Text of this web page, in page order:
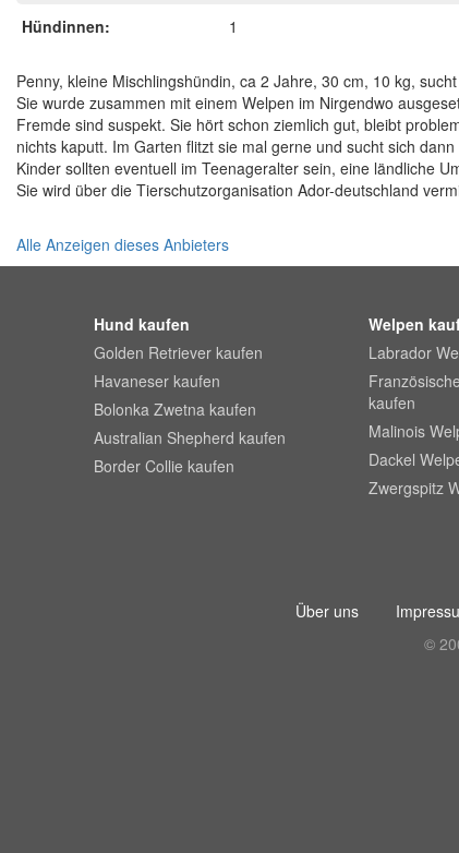
Hündinnen:
1
Penny, kleine Mischlingshündin, ca 2 Jahre, 30 cm, 10 kg,
Sie wurde zusammen mit einem Welpen im Nirgendwo
Fremde sind suspekt. Sie hört schon ziemlich gut, bleibt
nichts kaputt. Im Garten flitzt sie mal gerne und sucht sich
Kinder sollten eventuell im Teenageralter sein, eine ländliche
Sie wird über die Tierschutzorganisation Ador-deutschland
Alle Anzeigen dieses Anbieters
Hund kaufen
Golden Retriever kaufen
Havaneser kaufen
Bolonka Zwetna kaufen
Australian Shepherd kaufen
Border Collie kaufen
Welpen
Labrador
kaufen
Malinois
Dackel
Zwergspitz
Über uns
©